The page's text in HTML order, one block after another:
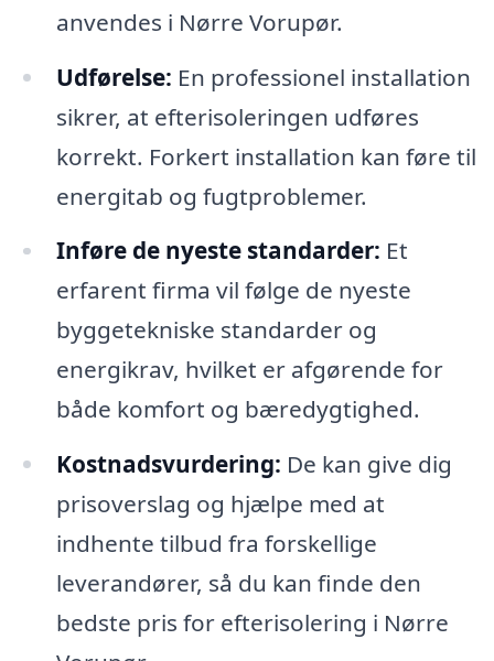
anvendes i Nørre Vorupør.
Udførelse: En professionel installation
sikrer, at efterisoleringen udføres
korrekt. Forkert installation kan føre til
energitab og fugtproblemer.
Inføre de nyeste standarder: Et
erfarent firma vil følge de nyeste
byggetekniske standarder og
energikrav, hvilket er afgørende for
både komfort og bæredygtighed.
Kostnadsvurdering: De kan give dig
prisoverslag og hjælpe med at
indhente tilbud fra forskellige
leverandører, så du kan finde den
bedste pris for efterisolering i Nørre